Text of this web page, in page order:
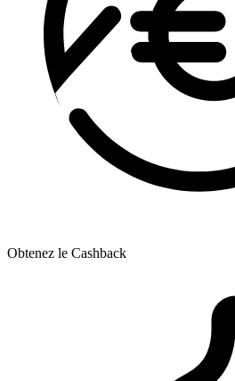
Obtenez le Cashback